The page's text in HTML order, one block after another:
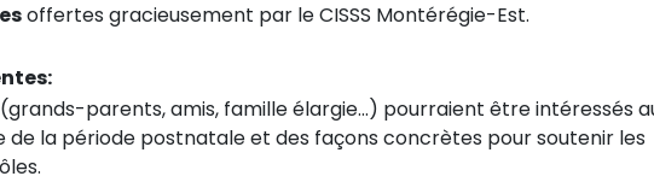
offertes gracieusement par le CISSS Montérégie-Est.
parents, amis, famille élargie...) pourraient être intéressés
la période postnatale et des façons concrètes pour soutenir les